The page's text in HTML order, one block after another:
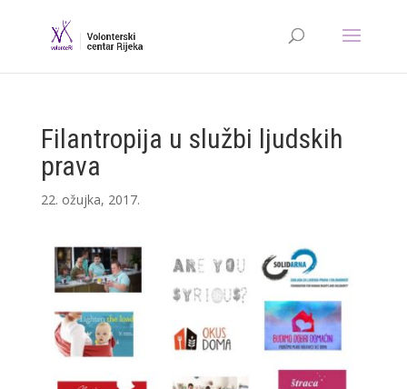
Filantropija u službi ljudskih
prava
22. ožujka, 2017.